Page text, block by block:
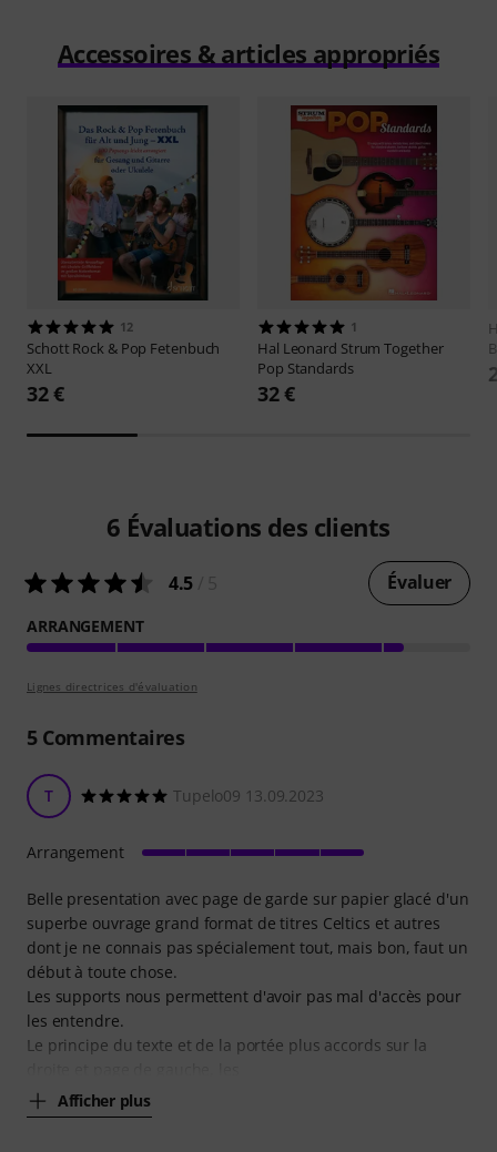
Accessoires & articles appropriés
12
Schott Rock & Pop Fetenbuch
XXL
32 €
1
Hal Leonard Strum Together
Pop Standards
32 €
6 Évaluations des clients
4.5 Évaluer
ARRANGEMENT
Lignes directrices d'évaluation
5Commentaires
T Tupelo09 13.09.2023
Belle presentation avec page de garde sur papier glacé d'un
superbe ouvrage grand format de titres Celtics et autres
dont je ne connais pas spécialement tout, mais bon, faut un
début à toute chose.
Les supports nous permettent d'avoir pas mal d'accès pour
les entendre.
Le principe du texte et de la portée plus accords sur la
Afficher plus
Arrangement